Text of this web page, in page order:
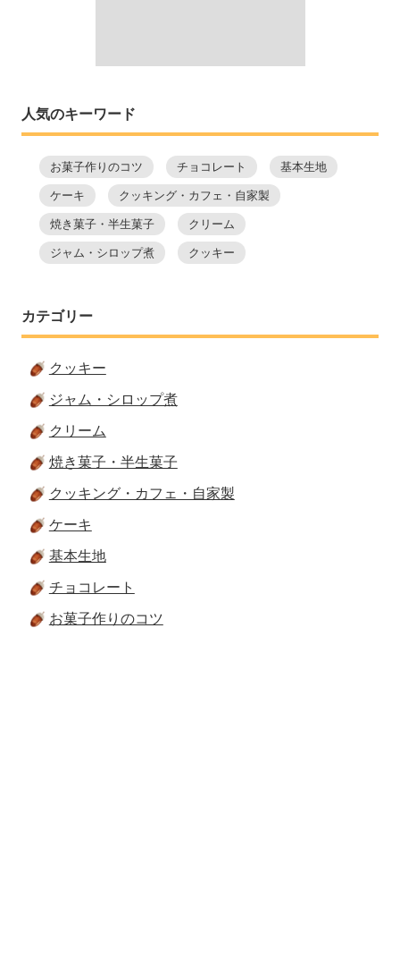
人気のキーワード
お菓子作りのコツ チョコレート 基本生地
ケーキ クッキング・カフェ・自家製
焼き菓子・半生菓子 クリーム
ジャム・シロップ煮 クッキー
カテゴリー
クッキー
ジャム・シロップ煮
クリーム
焼き菓子・半生菓子
クッキング・カフェ・自家製
ケーキ
基本生地
チョコレート
お菓子作りのコツ